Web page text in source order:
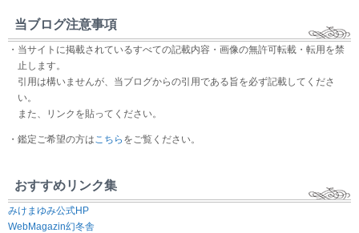
当ブログ注意事項
・当サイトに掲載されているすべての記載内容・画像の無許可転載・転用を禁
止します。
引用は構いませんが、当ブログからの引用である旨を必ず記載してくださ
い。
また、リンクを貼ってください。
・鑑定ご希望の方はこちら をご覧ください。
おすすめリンク集
みけまゆみ公式HP
WebMagazin幻冬舎